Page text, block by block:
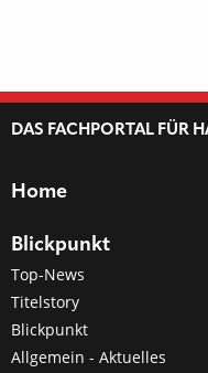
DAS FACHPORTAL FÜR
Home
Blickpunkt
Top-News
Titelstory
Blickpunkt
Allgemein - Aktuelles